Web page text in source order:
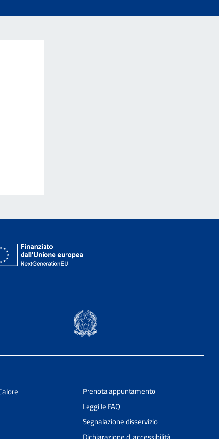
Prenota appuntamento
Leggi le FAQ
Segnalazione disservizio
Dichiarazione di accessibilità